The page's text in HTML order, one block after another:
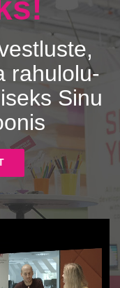
rahulolu-
Sinu